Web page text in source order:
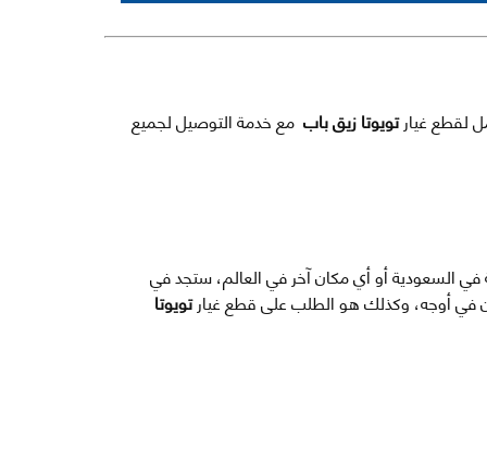
لقطع غيارتويوتا زيق باب مع خدمة التوصيل لجميع
في السعودية أو أي مكان آخر في العالم، ستجد في
في أوجه، وكذلك هو الطلب على قطع غيارتويوتا